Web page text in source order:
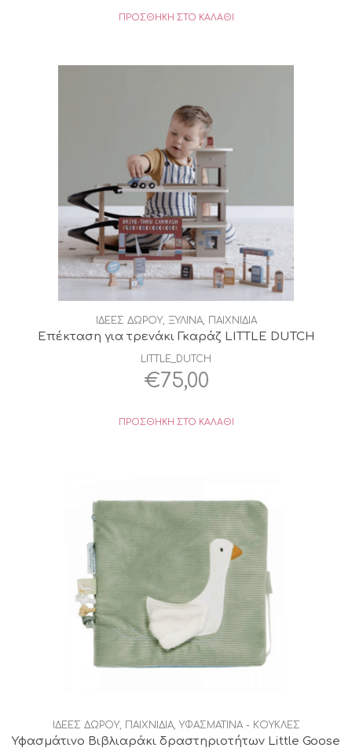
€39,95.είναι:
ΠΡΟΣΘΉΚΗ ΣΤΟ ΚΑΛΆΘΙ
ΙΔΕΕΣ ΔΩΡΟΥ, ΞΥΛΙΝΑ, ΠΑΙΧΝΙΔΙΑ
Επέκταση για τρενάκι Γκαράζ LITTLE DUTCH
LITTLE_DUTCH
€75,00
ΠΡΟΣΘΉΚΗ ΣΤΟ ΚΑΛΆΘΙ
ΙΔΕΕΣ ΔΩΡΟΥ, ΠΑΙΧΝΙΔΙΑ,ΥΦΑΣΜΑΤΙΝΑ - ΚΟΥΚΛΕΣ
Υφασμάτινο Βιβλιαράκι δραστηριοτήτων Little Goose